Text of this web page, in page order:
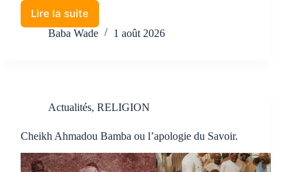
Lire la suite
Baba Wade 1 août 2026
Actualités, RELIGION
Cheikh Ahmadou Bamba ou l’apologie du Savoir.